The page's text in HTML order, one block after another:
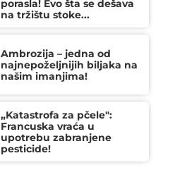
porasla! Evo šta se dešava
na tržištu stoke...
Ambrozija – jedna od
najnepoželjnijih biljaka na
našim imanjima!
„Katastrofa za pčele":
Francuska vraća u
upotrebu zabranjene
pesticide!